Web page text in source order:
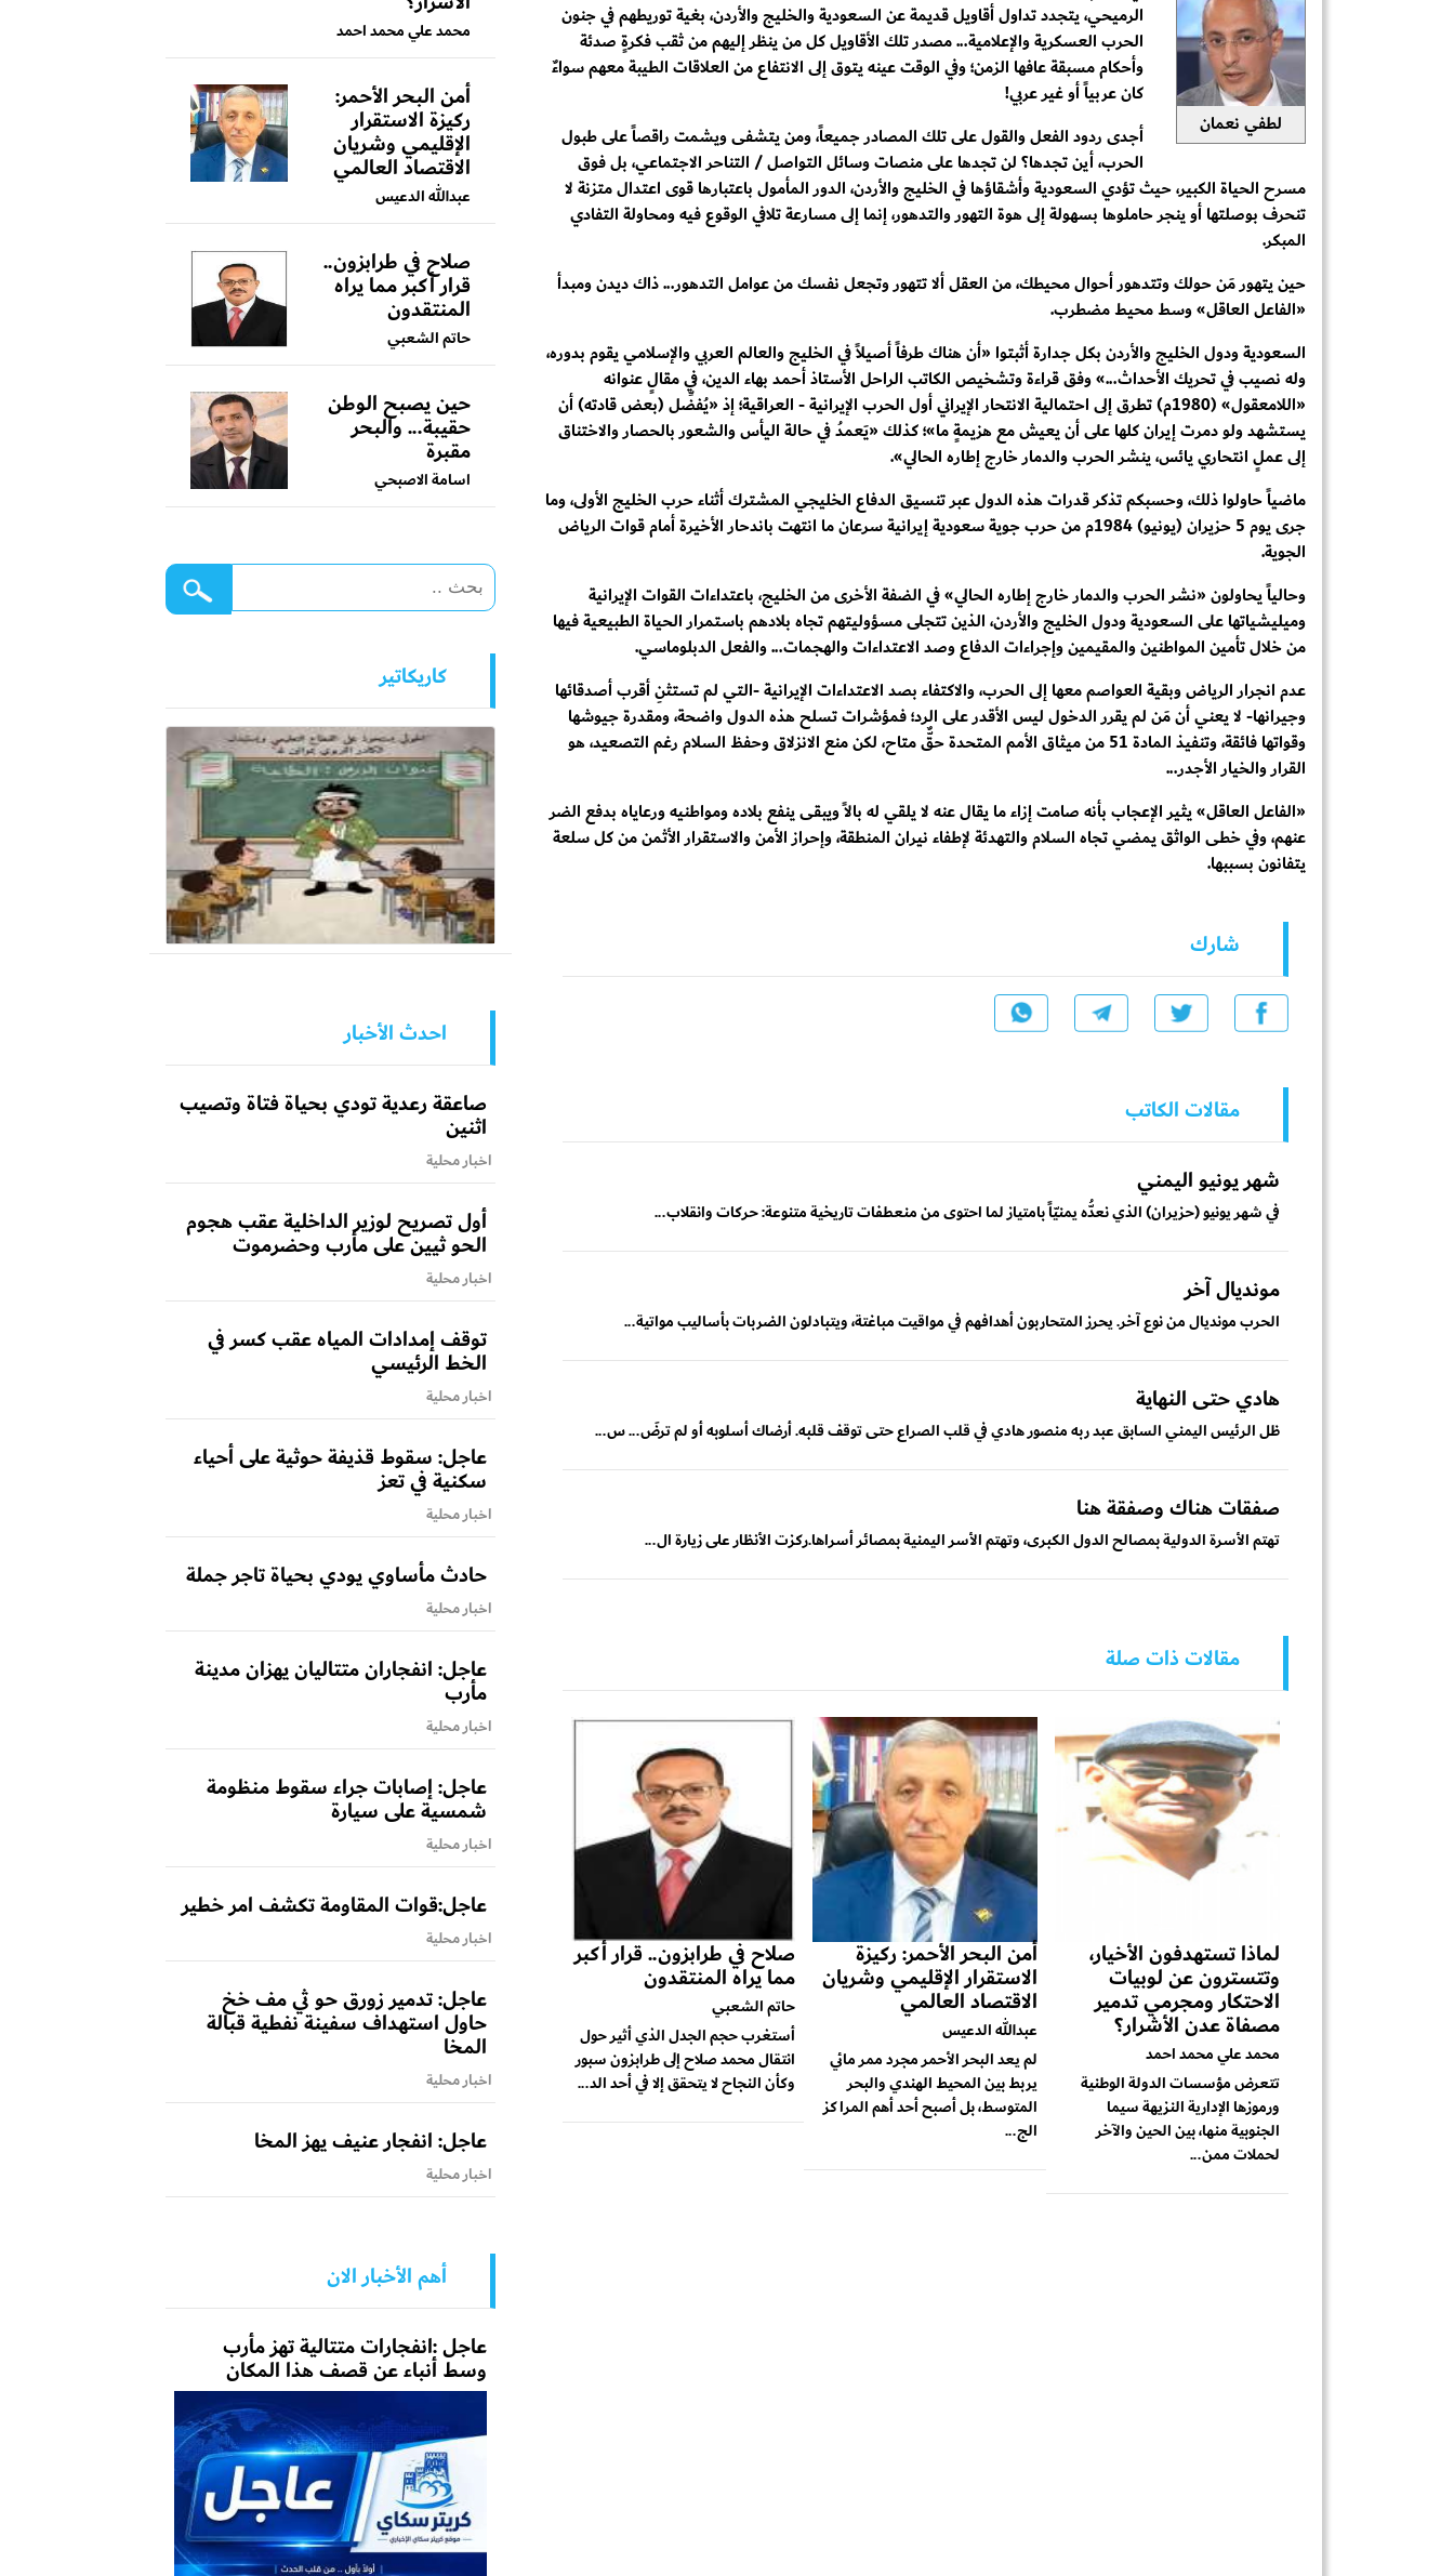
لطفي نعمان
الرميحي، يتجدد تداول أقاويل قديمة عن السعودية والخليج والأردن، بغية توريطهم في جنون
الحرب العسكرية والإعلامية... مصدر تلك الأقاويل كل من ينظر إليهم من ثقب فكرةٍ صدئة
وأحكام مسبقة عافها الزمن؛ وفي الوقت عينه يتوق إلى الانتفاع من العلاقات الطيبة معهم سواءٌ
كان عربياً أو غير عربي!
أجدى ردود الفعل والقول على تلك المصادر جميعاً، ومن يتشفى ويشمت راقصاً على طبول
الحرب، أين تجدها؟ لن تجدها على منصات وسائل التواصل / التناحر الاجتماعي، بل فوق
مسرح الحياة الكبير، حيث تؤدي السعودية وأشقاؤها في الخليج والأردن، الدور المأمول باعتبارها قوى اعتدال متزنة لا
تنحرف بوصلتها أو ينجر حاملوها بسهولة إلى هوة التهور والتدهور، إنما إلى مسارعة تلافي الوقوع فيه ومحاولة التفادي
المبكر.
حين يتهور مَن حولك وتتدهور أحوال محيطك، من العقل ألا تتهور وتجعل نفسك من عوامل التدهور... ذاك ديدن ومبدأ
«الفاعل العاقل» وسط محيط مضطرب.
السعودية ودول الخليج والأردن بكل جدارة أثبتوا «أن هناك طرفاً أصيلاً في الخليج والعالم العربي والإسلامي يقوم بدوره،
وله نصيب في تحريك الأحداث...» وفق قراءة وتشخيص الكاتب الراحل الأستاذ أحمد بهاء الدين، في مقالٍ عنوانه
«اللامعقول» (1980م) تطرق إلى احتمالية الانتحار الإيراني أول الحرب الإيرانية - العراقية؛ إذ «يُفضِّل (بعض قادته) أن
يستشهد ولو دمرت إيران كلها على أن يعيش مع هزيمةٍ ما»؛ كذلك «يَعمدُ في حالة اليأس والشعور بالحصار والاختناق
إلى عملٍ انتحاري يائس، ينشر الحرب والدمار خارج إطاره الحالي».
ماضياً حاولوا ذلك، وحسبكم تذكر قدرات هذه الدول عبر تنسيق الدفاع الخليجي المشترك أثناء حرب الخليج الأولى، وما
جرى يوم 5 حزيران (يونيو) 1984م من حرب جوية سعودية إيرانية سرعان ما انتهت باندحار الأخيرة أمام قوات الرياض
الجوية.
وحالياً يحاولون «نشر الحرب والدمار خارج إطاره الحالي» في الضفة الأخرى من الخليج، باعتداءات القوات الإيرانية
وميليشياتها على السعودية ودول الخليج والأردن، الذين تتجلى مسؤوليتهم تجاه بلادهم باستمرار الحياة الطبيعية فيها
من خلال تأمين المواطنين والمقيمين وإجراءات الدفاع وصد الاعتداءات والهجمات... والفعل الدبلوماسي.
عدم انجرار الرياض وبقية العواصم معها إلى الحرب، والاكتفاء بصد الاعتداءات الإيرانية -التي لم تستثنِ أقرب أصدقائها
وجيرانها- لا يعني أن مَن لم يقرر الدخول ليس الأقدر على الرد؛ فمؤشرات تسلح هذه الدول واضحة، ومقدرة جيوشها
وقواتها فائقة، وتنفيذ المادة 51 من ميثاق الأمم المتحدة حقٌّ متاح، لكن منع الانزلاق وحفظ السلام رغم التصعيد، هو
القرار والخيار الأجدر...
«الفاعل العاقل» يثير الإعجاب بأنه صامت إزاء ما يقال عنه لا يلقي له بالاً ويبقى ينفع بلاده ومواطنيه ورعاياه بدفع الضر
عنهم، وفي خطى الواثق يمضي تجاه السلام والتهدئة لإطفاء نيران المنطقة، وإحراز الأمن والاستقرار الأثمن من كل سلعة
يتفانون بسببها.
شارك
مقالات الكاتب
شهر يونيو اليمني
في شهر يونيو (حزيران) الذي نعدُّه يمنيّاً بامتياز لما احتوى من منعطفات تاريخية متنوعة: حركات وانقلاب...
مونديال آخر
الحرب مونديال من نوع آخر. يحرز المتحاربون أهدافهم في مواقيت مباغتة، ويتبادلون الضربات بأساليب مواتية...
هادي حتى النهاية
ظل الرئيس اليمني السابق عبد ربه منصور هادي في قلب الصراع حتى توقف قلبه. أرضاك أسلوبه أو لم ترضَ... س...
صفقات هناك وصفقة هنا
تهتم الأسرة الدولية بمصالح الدول الكبرى، وتهتم الأسر اليمنية بمصائر أسراها.ركزت الأنظار على زيارة ال...
مقالات ذات صلة
لماذا تستهدفون الأخيار،
وتتسترون عن لوبيات
الاحتكار ومجرمي تدمير
مصفاة عدن الأشرار؟
محمد علي محمد احمد
تتعرض مؤسسات الدولة الوطنية
ورموزها الإدارية النزيهة سيما
الجنوبية منها، بين الحين والآخر
لحملات ممن...
أمن البحر الأحمر: ركيزة
الاستقرار الإقليمي وشريان
الاقتصاد العالمي
عبدالله الدعيس
لم يعد البحر الأحمر مجرد ممر مائي
يربط بين المحيط الهندي والبحر
المتوسط، بل أصبح أحد أهم المراكز
الج...
صلاح في طرابزون.. قرار أكبر
مما يراه المنتقدون
حاتم الشعبي
أستغرب حجم الجدل الذي أثير حول
انتقال محمد صلاح إلى طرابزون سبور
وكأن النجاح لا يتحقق إلا في أحد الد...
محمد علي محمد احمد
أمن البحر الأحمر:
ركيزة الاستقرار
الإقليمي وشريان
الاقتصاد العالمي
عبدالله الدعيس
صلاح في طرابزون..
قرار أكبر مما يراه
المنتقدون
حاتم الشعبي
حين يصبح الوطن
حقيبة... والبحر
مقبرة
اسامة الاصبحي
كاريكاتير
احدث الأخبار
صاعقة رعدية تودي بحياة فتاة وتصيب
اثنين
اخبار محلية
أول تصريح لوزير الداخلية عقب هجوم
الحو ثيين على مأرب وحضرموت
اخبار محلية
توقف إمدادات المياه عقب كسر في
الخط الرئيسي
اخبار محلية
عاجل: سقوط قذيفة حوثية على أحياء
سكنية في تعز
اخبار محلية
حادث مأساوي يودي بحياة تاجر جملة
اخبار محلية
عاجل: انفجاران متتاليان يهزان مدينة
مأرب
اخبار محلية
عاجل: إصابات جراء سقوط منظومة
شمسية على سيارة
اخبار محلية
عاجل:قوات المقاومة تكشف امر خطير
اخبار محلية
عاجل: تدمير زورق حو ثي مف خخ
حاول استهداف سفينة نفطية قبالة
المخا
اخبار محلية
عاجل: انفجار عنيف يهز المخا
اخبار محلية
أهم الأخبار الان
عاجل :انفجارات متتالية تهز مأرب
وسط أنباء عن قصف هذا المكان